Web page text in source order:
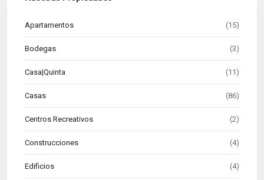
Apartamentos (15)
Bodegas (3)
Casa|Quinta (11)
Casas (86)
Centros Recreativos (2)
Construcciones (4)
Edificios (4)